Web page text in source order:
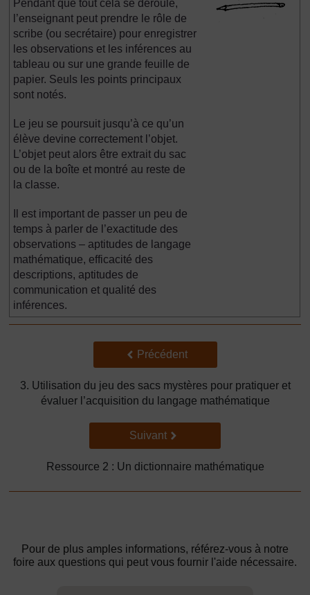
Pendant que tout cela se déroule,
l’enseignant peut prendre le rôle de
scribe (ou secrétaire) pour enregistrer
les observations et les inférences au
tableau ou sur une grande feuille de
papier. Seuls les points principaux
sont notés.
Le jeu se poursuit jusqu’à ce qu’un
élève devine correctement l’objet.
L’objet peut alors être extrait du sac
ou de la boîte et montré au reste de
la classe.
Il est important de passer un peu de
temps à parler de l’exactitude des
observations – aptitudes de langage
mathématique, efficacité des
descriptions, aptitudes de
communication et qualité des
inférences.
Précédent
Précédent
3. Utilisation du jeu des sacs mystères pour pratiquer et
évaluer l’acquisition du langage mathématique
Suivant
Suivant
Ressource 2 : Un dictionnaire mathématique
Pour de plus amples informations, référez-vous à notre
foire aux questions qui peut vous fournir l'aide nécessaire.